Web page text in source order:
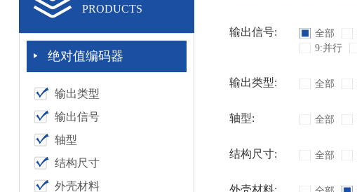
PRODUCTS
绝对值编码器
输出类型
输出信号
轴型
结构尺寸
外壳材料
输出信号: 全部
9:并行
输出类型: 全部
轴型: 全部
结构尺寸: 全部